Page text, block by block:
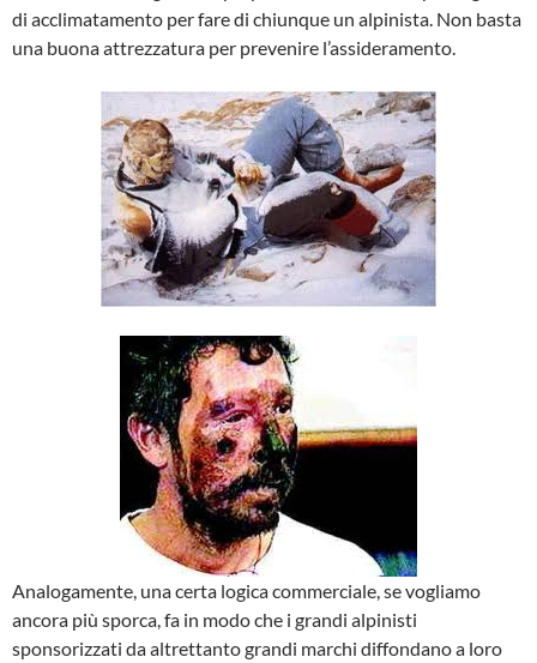
di acclimatamento per fare di chiunque un alpinista. Non basta
una buona attrezzatura per prevenire l’assideramento.
Analogamente, una certa logica commerciale, se vogliamo
ancora più sporca, fa in modo che i grandi alpinisti
sponsorizzati da altrettanto grandi marchi diffondano a loro